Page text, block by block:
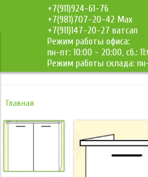
+7(911)924-61-76
+7(981)707-20-42 Max
+7(911)147-20-27 ватсап
Режим работы офиса:
пн-пт: 10:00 - 20:00, сб.:
Режим работы склада:
ДМС-
Главная